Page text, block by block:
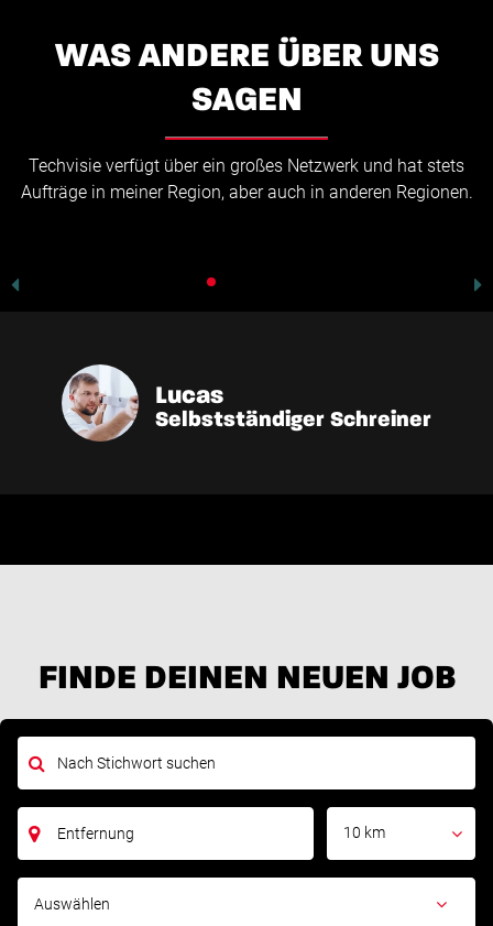
WAS ANDERE ÜBER UNS
SAGEN
Lucas
Selbstständiger Schreiner
FINDE DEINEN NEUEN JOB
10 km